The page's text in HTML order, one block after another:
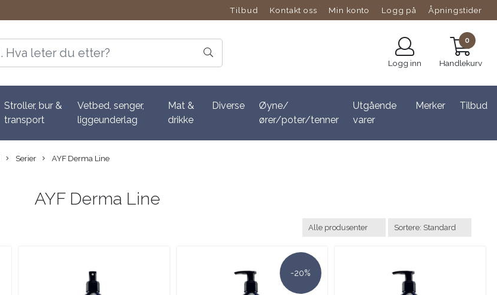
Tilbud Kontakt oss Min konto Logg på Åpningstider
Logg inn
0
Handlekurv
Stroller, bur &
transport
Vetbed, senger,
liggeunderlag
Mat &
drikke
Diverse
Øyne/
ører/poter/tenner
Utgående
varer
Merker Tilbud
Serier AYF Derma Line
AYF Derma Line
-20%